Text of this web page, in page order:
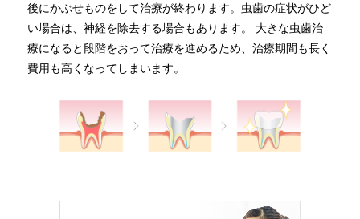
後にかぶせものをして治療が終わります。虫歯の症状がひど
い場合は、神経を除去する場合もあります。 大きな虫歯治
療になると段階をおって治療を進めるため、治療期間も長く
費用も高くなってしまいます。